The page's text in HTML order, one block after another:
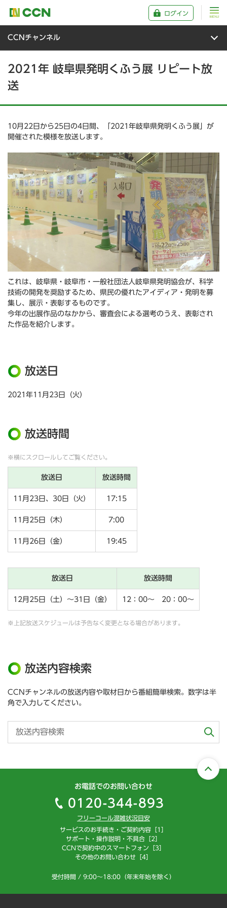
ログイン
CCNチャンネル
2021年 岐阜県発明くふう展 リピート放
送
10月22日から25日の4日間、「2021年岐阜県発明くふう展」が
開催された模様を放送します。
これは、岐阜県・岐阜市・一般社団法人岐阜県発明協会が、科学
技術の開発を奨励するため、県民の優れたアイディア・発明を募
集し、展示・表彰するものです。
今年の出展作品のなかから、審査会による選考のうえ、表彰され
た作品を紹介します。
放送日
2021年11月23日（火）
放送時間
※横にスクロールしてご覧ください。
放送日 放送時間
11月23日、30日（火） 17:15
11月25日（木） 7:00
11月26日（金） 19:45
放送日 放送時間
12月25日（土）～31日（金） 12：00～ 20：00～
※上記放送スケジュールは予告なく変更となる場合があります。
放送内容検索
CCNチャンネルの放送内容や取材日から番組簡単検索。数字は半
角で入力してください。
お電話でのお問い合わせ
0120-344-893
フリーコール混雑状況目安
サービスのお手続き・ご契約内容［1］
サポート・操作説明・不具合［2］
CCNで契約中のスマートフォン［3］
その他のお問い合わせ［4］
受付時間 / 9:00～18:00（年末年始を除く）